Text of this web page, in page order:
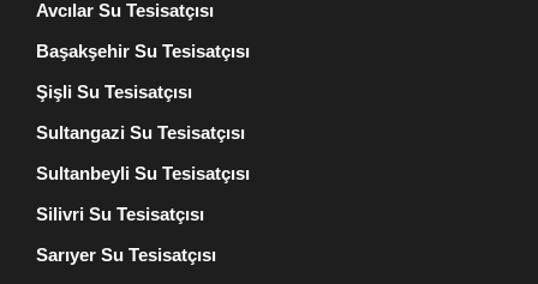
Avcılar Su Tesisatçısı
Başakşehir Su Tesisatçısı
Şişli Su Tesisatçısı
Sultangazi Su Tesisatçısı
Sultanbeyli Su Tesisatçısı
Silivri Su Tesisatçısı
Sarıyer Su Tesisatçısı